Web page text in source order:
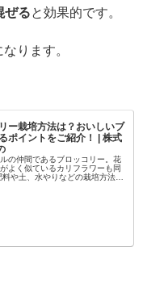
ぜると効果的です。
ります。
ー栽培方法は？おいしいブ
ポイントをご紹介！ | 株式
の仲間であるブロッコリー。花
よく似ているカリフラワーも同
や土、水やりなどの栽培方法を